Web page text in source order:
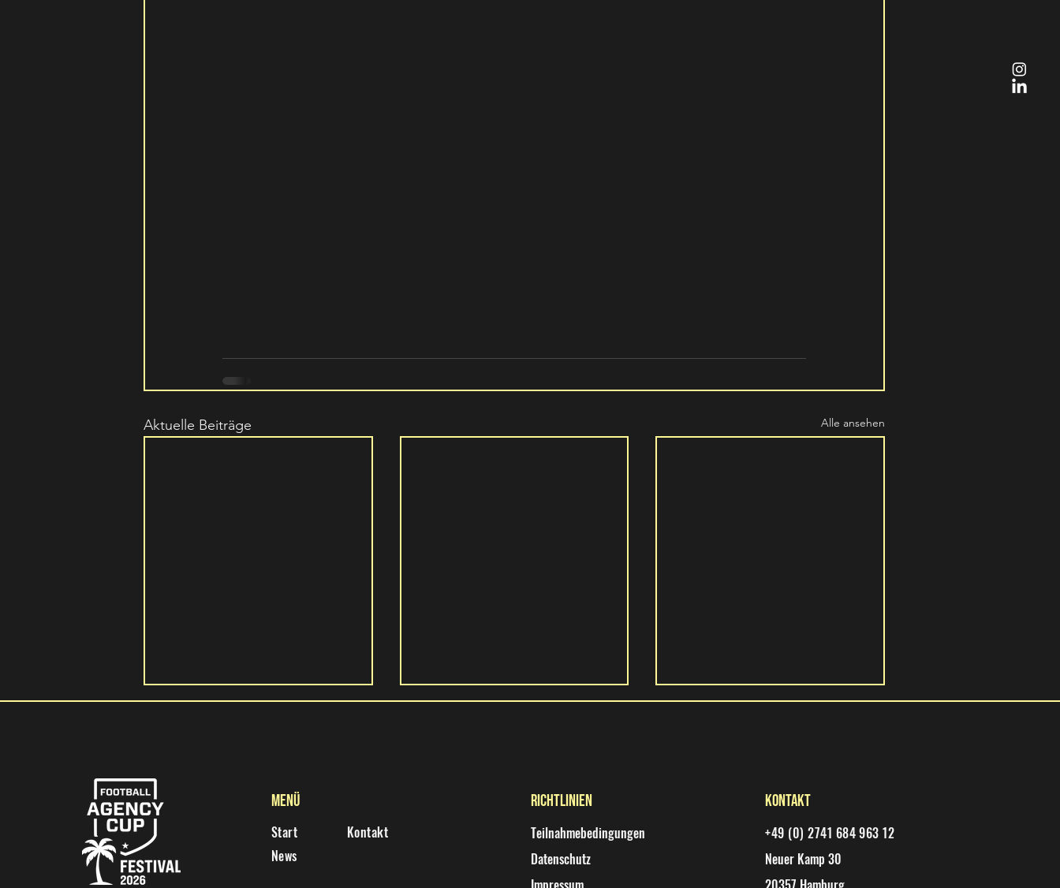
Aktuelle Beiträge Alle ansehen
Frühstück am Beach
Players Beach Night 2026: Die
Menü
Start
News
Kontakt
Richtlinien
Teilnahmebedingungen
Datenschutz
Kontakt
+49 (0) 2741 684 963 12
Neuer Kamp 30